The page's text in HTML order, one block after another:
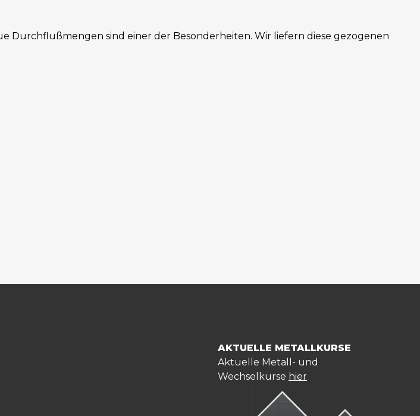
Durchflußmengen sind einer der Besonderheiten. Wir liefern diese gezogenen
AKTUELLE METALLKURSE
Aktuelle Metall- und
Wechselkurse hier